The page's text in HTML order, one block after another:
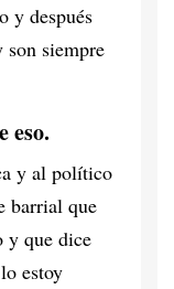
y después
son siempre
eso.
y al político
barrial que
y que dice
estoy